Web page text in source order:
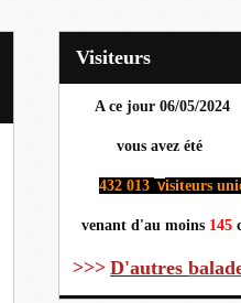
Visiteurs
A ce jour 06/05/2024
vous avez été
432 013 visiteurs
venant d'au moins 145
>>> D'autres